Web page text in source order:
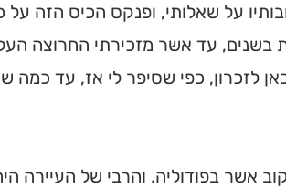
על שאלותי, ופנקס הכיס הזה על
בשנים, עד אשר מזכירתי החרוצה
לזכרון, כפי שסיפר לי אז, עד כמה
אשר בפודוליה. והרבי של